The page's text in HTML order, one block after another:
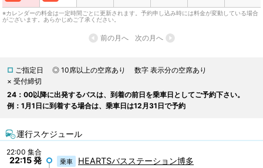
※カレンダーの料金は一定時間ごとに更新されます。予約申し込み時には料金が変動している場合
がございます。あらかじめご了承ください。
前の月へ 次の月へ
□ ご指定日 ◎ 10席以上の空席あり
数字 表示分の空席あり
× 受付締切
24：00以降に出発するバスは、到着の前日を乗車日としてご予約下さい。
例：1月1日に到着する場合は、乗車日は12月31日で予約
運行スケジュール
22:00 集合
22:15 発 乗車 HEARTSバスステーション博多